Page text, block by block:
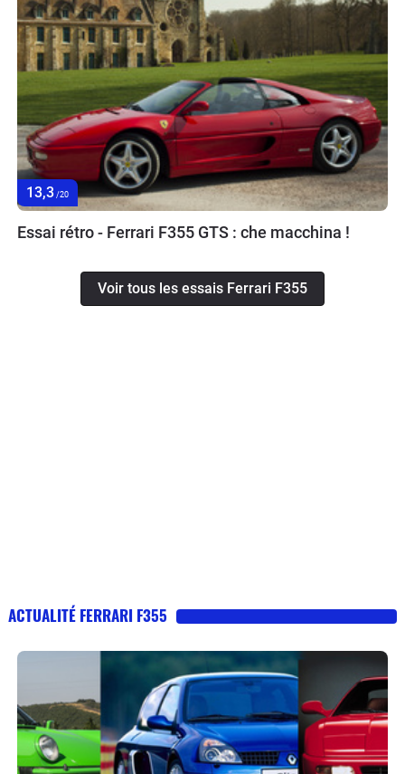
13,3 /20
Essai rétro - Ferrari F355 GTS : che macchina !
Voir tous les essais Ferrari F355
ACTUALITÉ FERRARI F355